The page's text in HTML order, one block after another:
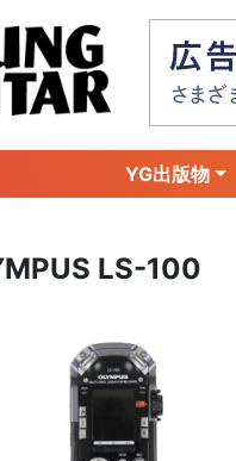
YG出版物
LS-100